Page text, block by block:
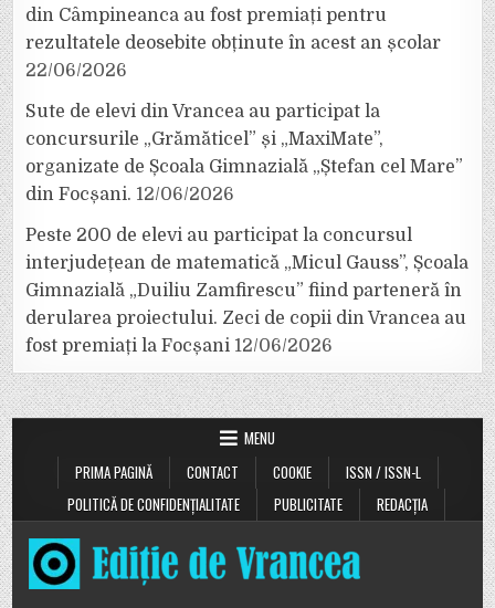
din Câmpineanca au fost premiați pentru
rezultatele deosebite obținute în acest an școlar
22/06/2026
Sute de elevi din Vrancea au participat la
concursurile „Grămăticel” și „MaxiMate”,
organizate de Școala Gimnazială „Ștefan cel Mare”
din Focșani. 12/06/2026
Peste 200 de elevi au participat la concursul
interjudețean de matematică „Micul Gauss”, Școala
Gimnazială „Duiliu Zamfirescu” fiind parteneră în
derularea proiectului. Zeci de copii din Vrancea au
fost premiați la Focșani 12/06/2026
MENU
PRIMA PAGINĂ
CONTACT COOKIE
ISSN / ISSN-L
POLITICĂ DE CONFIDENȚIALITATE
PUBLICITATE REDACȚIA